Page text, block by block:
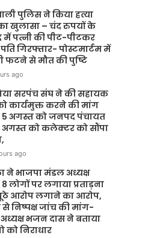
पुलिस ने किया हत्या
खुलासा – चंद रुपयों के
में पत्नी की पीट-पीटकर
पति गिरफ्तार- पोस्टमार्टम में
फटने से मौत की पुष्टि
ago
सरपंच संघ ने की सहायक
कार्यमुक्त करने की मांग
अगस्त को जनपद पंचायत
को कलेक्टर को सौंपा
ago
ने भाजपा मंडल अध्यक्ष
लोगों पर लगाया प्रताड़ना
आरोप लगाने का आरोप,
निष्पक्ष जांच की मांग-
भजन दास ने बताया
को निराधार